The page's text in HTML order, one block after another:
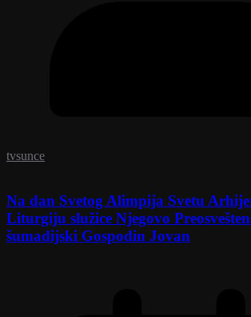
tvsunce
Na dan Svetog Alimpija Svetu
Liturgiju služice Njegovo
šumadijski Gospodin Jovan